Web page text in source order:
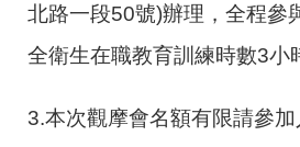
北路一段50號)辦理，全程參
全衛生在職教育訓練時數3小
3.本次觀摩會名額有限請參